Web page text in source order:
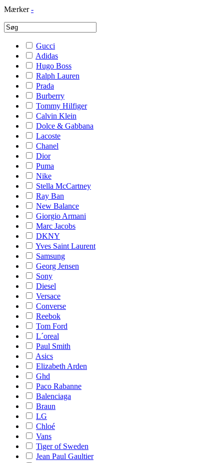
Mærker -
Gucci
Adidas
Hugo Boss
Ralph Lauren
Prada
Burberry
Tommy Hilfiger
Calvin Klein
Dolce & Gabbana
Lacoste
Chanel
Dior
Puma
Nike
Stella McCartney
Ray Ban
New Balance
Giorgio Armani
Marc Jacobs
DKNY
Yves Saint Laurent
Samsung
Georg Jensen
Sony
Diesel
Versace
Converse
Reebok
Tom Ford
L´oreal
Paul Smith
Asics
Elizabeth Arden
Ghd
Paco Rabanne
Balenciaga
Braun
LG
Chloé
Vans
Tiger of Sweden
Jean Paul Gaultier